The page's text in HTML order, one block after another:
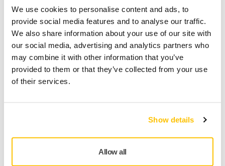
We use cookies to personalise content and ads, to
provide social media features and to analyse our traffic.
We also share information about your use of our site with
our social media, advertising and analytics partners who
may combine it with other information that you’ve
provided to them or that they’ve collected from your use
of their services.
Show details
Allow all
Levering in België
Geen verzendkosten bij bestellingen vanaf €50,- incl.
btw
Veilige betaling
Track & Trace